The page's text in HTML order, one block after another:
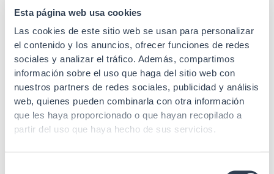
Esta página web usa cookies
Las cookies de este sitio web se usan para personalizar
el contenido y los anuncios, ofrecer funciones de redes
sociales y analizar el tráfico. Además, compartimos
información sobre el uso que haga del sitio web con
nuestros partners de redes sociales, publicidad y análisis
web, quienes pueden combinarla con otra información
que les haya proporcionado o que hayan recopilado a
partir del uso que haya hecho de sus servicios.
Material férula Cerámica zirconia
Longitud del
cable
2 m
Tipo latiguillo Duplex
Tipo de fibra
Multimodo 50/125 μm
Radio curvatura